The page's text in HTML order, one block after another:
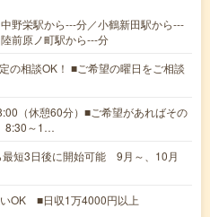
野栄駅から---分／小鶴新田駅から---
前原ノ町駅から---分
の相談OK！ ■ご希望の曜日をご相談
（休憩60分）■ご希望があればその
8:30～1…
短3日後に開始可能 9月～、10月
OK ■日収1万4000円以上